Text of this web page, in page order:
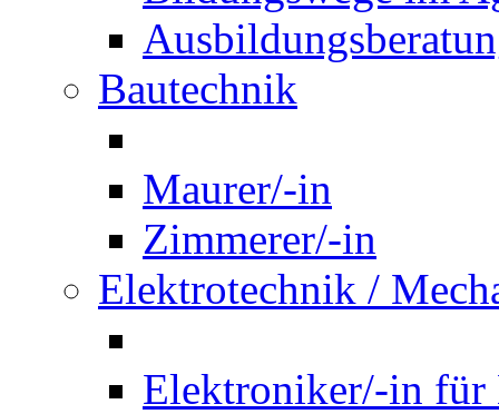
Bautechnik
Maurer/-in
Zimmerer/-in
Elektrotechnik /
Elektroniker/-in für